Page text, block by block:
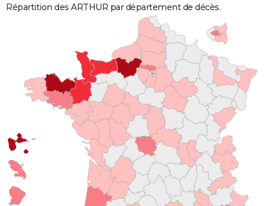
Répartition des ARTHUR par département de décès.